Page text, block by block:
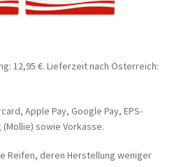
12,95 €. Lieferzeit nach Österreich:
Apple Pay, Google Pay, EPS-
sowie Vorkasse.
Reifen, deren Herstellung weniger